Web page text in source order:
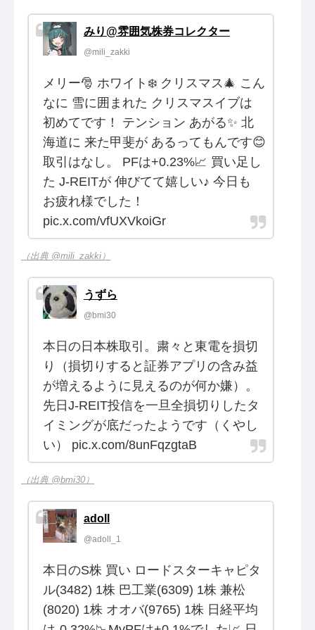
みり@雰囲気株券コレクター
@mili_zakki
メリー🎅 ホワイト❄️ クリスマス🎄 こん
なに 雪に囲まれた クリスマスイブは
初めてです！ テンション あがる✨ 北
海道に 来た甲斐が あるってもんです😊
取引はなし。 PFは+0.23%📈 買い足し
た J-REITが 伸びてて嬉しい♪ 今日も
お疲れ様でした！
pic.x.com/vfUXVkoiGr
（出典 @mili_zakki）
うずら
@bmi30
本日の日本株取引。粛々と東電を損切
り（損切りすると証券アプリの含み益
が増えるように見えるのが何か嫌）。
先日J-REIT投信を一旦全損切りしたタ
イミングが底だったようです（くやし
い） pic.x.com/8unFqzgtaB
（出典 @bmi30）
adoll
@adoll_1
本日のS株 買い ロードスターキャピタ
ル(3482) 1株 巴工業(6309) 1株 兼松
(8020) 1株 オオバ(9765) 1株 日経平均